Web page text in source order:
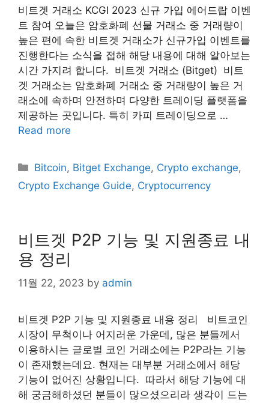
​비트겟 거래소 KCGI 2023 신규 가입 에어드랍 이벤
트 참여 오늘은 암호화폐 선물 거래소 중 거래량이
높은 편에 속한 비트겟 거래소가 신규가입 이벤트를
진행한다는 소식을 접해 해당 내용에 대해 알아보는
시간 가지려 합니다. ​ 비트겟 거래소 (Bitget) ​ 비트
겟 거래소는 암호화폐 거래소 중 거래량이 높은 거
래소에 속하며 안전하며 다양한 트레이딩 플랫폼을
제공하는 곳입니다. 특히 카피 트레이딩으로 …
Read more
Categories
Bitcoin, Bitget Exchange, Crypto exchange,
Crypto Exchange Guide, Cryptocurrency
비트겟 P2P 기능 및 지원종료 내
용 정리
11월 22, 2023 by admin
비트겟 P2P 기능 및 지원종료 내용 정리 비트코인
시장이 무척이나 어지러운 가운데, 많은 분들께서
이용하시는 글로벌 코인 거래소에는 P2P라는 기능
이 존재했는데요. 현재는 대부분 거래소에서 해당
기능이 없어진 상황입니다. ​ 따라서 해당 기능에 대
해 궁금해하셨던 분들이 많으셨으리라 생각이 드는